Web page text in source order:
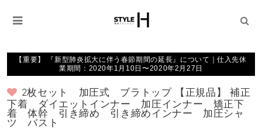
【重要】 『新型肺炎拡大に伴う春節期間の延長』について｜仕入先休
業期間：2020年1月10日〜2020年2月27日
2枚セット 加圧式 ブラトップ 【正規品】 補正
下着 ダイエットインナー 加圧インナー 矯正下
着 体幹 引き締め 引き締めインナー 加圧シャ
ツ バスト